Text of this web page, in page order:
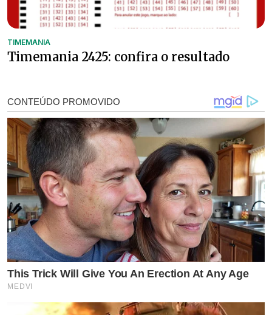
TIMEMANIA
Timemania 2425: confira o resultado